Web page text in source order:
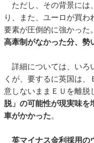
ただし、その背景には、
り、また、ユーロが買
要素が圧倒的に強かった。
高牽制がなかった分、勢
詳細については、いろ
くが、要するに英国は
意しないままＥＵを離脱
脱」の可能性が現実味を
車がかかった。
英マイナス金利採用の